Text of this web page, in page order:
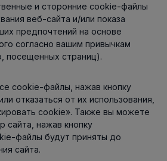
и сторонние cookie-файлы
веб-сайта и/или показа
предпочтений на основе
согласно вашим привычкам
посещенных страниц).
cookie-файлы, нажав кнопку
отказаться от их использования,
cookie». Также вы можете
сайта, нажав кнопку
файлы будут приняты до
сайта.